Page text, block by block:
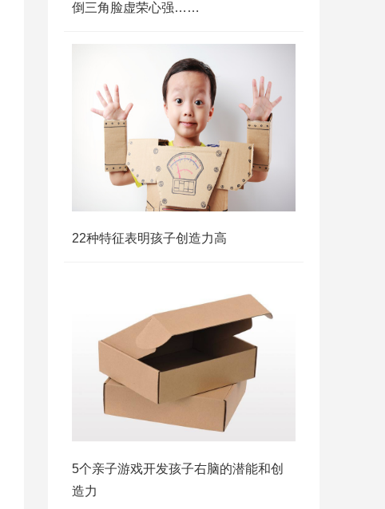
倒三角脸虚荣心强……
22种特征表明孩子创造力高
5个亲子游戏开发孩子右脑的潜能和创
造力